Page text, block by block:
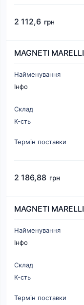
2 112,6 грн
MAGNETI MARELLI
Найменування
Інфо
Склад
К-cть
Термін поставки
2 186,88 грн
MAGNETI MARELLI
Найменування
Інфо
Склад
К-cть
Термін поставки